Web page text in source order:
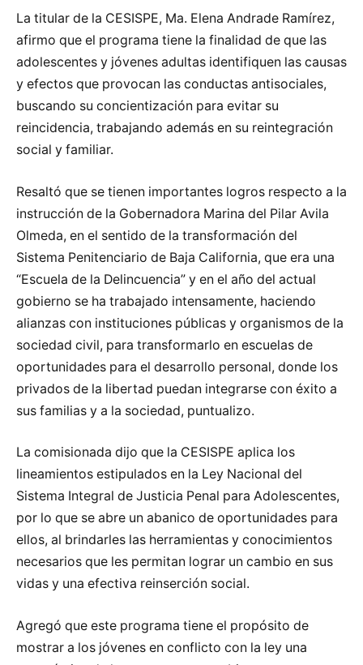
La titular de la CESISPE, Ma. Elena Andrade Ramírez,
afirmo que el programa tiene la finalidad de que las
adolescentes y jóvenes adultas identifiquen las causas
y efectos que provocan las conductas antisociales,
buscando su concientización para evitar su
reincidencia, trabajando además en su reintegración
social y familiar.
Resaltó que se tienen importantes logros respecto a la
instrucción de la Gobernadora Marina del Pilar Avila
Olmeda, en el sentido de la transformación del
Sistema Penitenciario de Baja California, que era una
“Escuela de la Delincuencia” y en el año del actual
gobierno se ha trabajado intensamente, haciendo
alianzas con instituciones públicas y organismos de la
sociedad civil, para transformarlo en escuelas de
oportunidades para el desarrollo personal, donde los
privados de la libertad puedan integrarse con éxito a
sus familias y a la sociedad, puntualizo.
La comisionada dijo que la CESISPE aplica los
lineamientos estipulados en la Ley Nacional del
Sistema Integral de Justicia Penal para Adolescentes,
por lo que se abre un abanico de oportunidades para
ellos, al brindarles las herramientas y conocimientos
necesarios que les permitan lograr un cambio en sus
vidas y una efectiva reinserción social.
Agregó que este programa tiene el propósito de
mostrar a los jóvenes en conflicto con la ley una